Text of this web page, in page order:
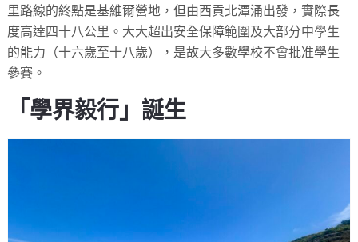
里路線的終點是基維爾營地，但由西貢北潭涌出發，實際長
度高達四十八公里。大大超出安全保障範圍及大部分中學生
的能力（十六歲至十八歲），是故大多數學校不會批准學生
參賽。
「學界毅行」誕生